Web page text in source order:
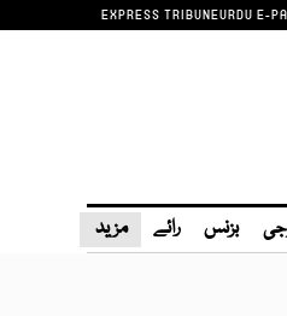
EXPRESS TRIBUNEURDU E-
بزنس رائے مزید